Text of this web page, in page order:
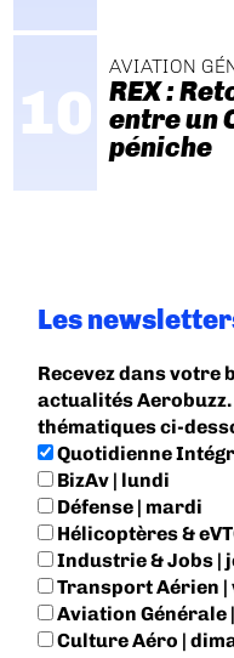
AVIATION
REX :
entre un
péniche
Les
Recevez dans votre
actualités
thématiques ci-
Quotidienne
BizAv | lundi
Défense | mardi
Hélicoptères &
Industrie & Jobs |
Transport Aérien |
Aviation Générale
Culture Aéro |